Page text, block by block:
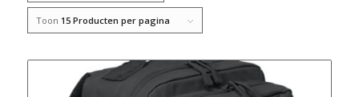
Toon 15 Producten per pagina